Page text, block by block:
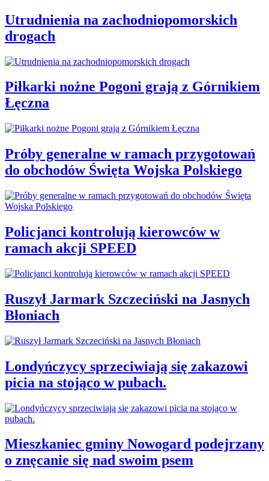
Utrudnienia na zachodniopomorskich
drogach
Piłkarki nożne Pogoni grają z Górnikiem
Łęczna
Próby generalne w ramach przygotowań
do obchodów Święta Wojska Polskiego
Policjanci kontrolują kierowców w
ramach akcji SPEED
Ruszył Jarmark Szczeciński na Jasnych
Błoniach
Londyńczycy sprzeciwiają się zakazowi
picia na stojąco w pubach.
Mieszkaniec gminy Nowogard podejrzany
o znęcanie się nad swoim psem